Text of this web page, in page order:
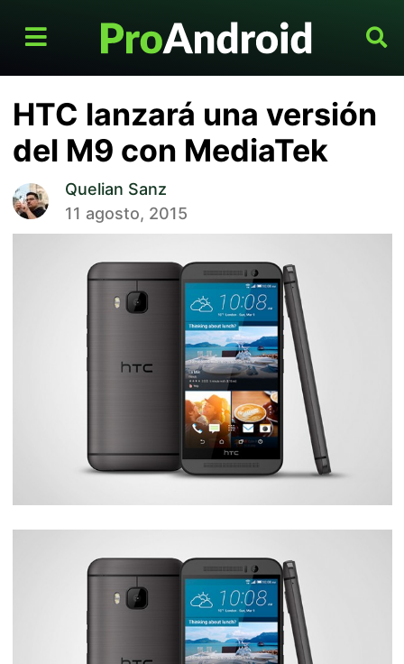
HTC lanzará una versión
del M9 con MediaTek
Quelian Sanz
11 agosto, 2015